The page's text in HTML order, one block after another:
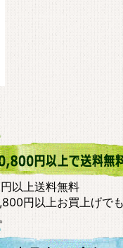
以上送料無料
円以上お買上げで